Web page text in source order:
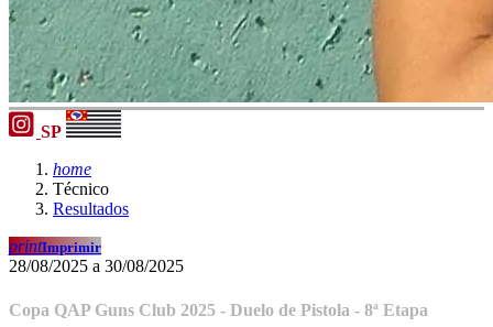
SP
home
Técnico
Resultados
printImprimir
28/08/2025 a 30/08/2025
Copa QAP Guns Club 2025 - Duelo de Pistola - 8ª Etapa